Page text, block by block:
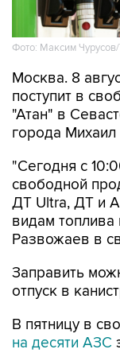
Фото: Максим
Москва. 8
поступит в
"Атан" в
города
"Сегодня с
свободной
ДТ Ultra, ДТ и
видам
Развожаев в
Заправить
отпуск в
В пятницу в
на десяти АЗС